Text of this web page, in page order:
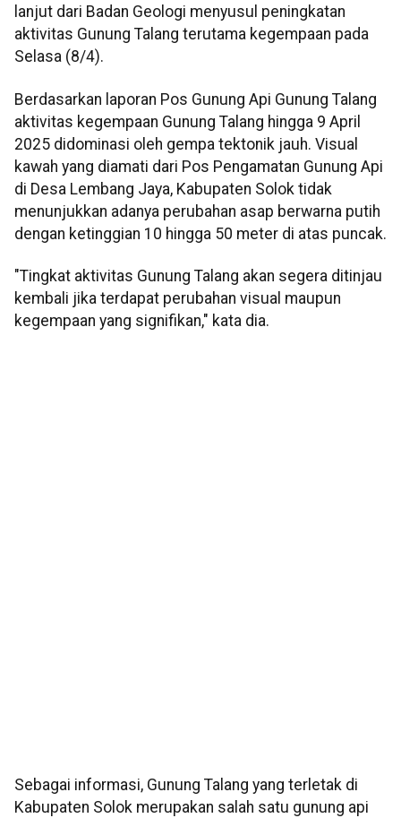
lanjut dari Badan Geologi menyusul peningkatan
aktivitas Gunung Talang terutama kegempaan pada
Selasa (8/4).
Berdasarkan laporan Pos Gunung Api Gunung Talang
aktivitas kegempaan Gunung Talang hingga 9 April
2025 didominasi oleh gempa tektonik jauh. Visual
kawah yang diamati dari Pos Pengamatan Gunung Api
di Desa Lembang Jaya, Kabupaten Solok tidak
menunjukkan adanya perubahan asap berwarna putih
dengan ketinggian 10 hingga 50 meter di atas puncak.
"Tingkat aktivitas Gunung Talang akan segera ditinjau
kembali jika terdapat perubahan visual maupun
kegempaan yang signifikan," kata dia.
Sebagai informasi, Gunung Talang yang terletak di
Kabupaten Solok merupakan salah satu gunung api